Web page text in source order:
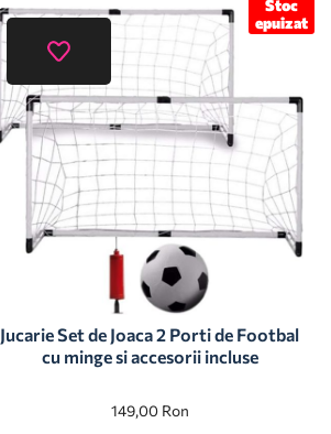
Stoc
epuizat
Jucarie Set de Joaca 2 Porti de Footbal
cu minge si accesorii incluse
149,00 Ron